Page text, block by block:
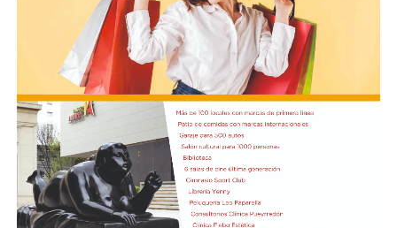
Charo” y la narración de poesías populares infantiles a
cargo de María del Rosario Gerez Martínez.
En tanto, el viernes 21 a las 17:30 se desarrollará “El
Cerebro Mágico: construyendo preguntas, respuestas y
circuitos”, a cargo de María Paula Algote. Se trata de un
taller práctico de arte, ciencia y tecnología en el que al
finalizar cada participante se lleva su propia creación
terminada. Es una actividad arancelada (incluye
materiales) destinada a niños a partir de los 6 años.